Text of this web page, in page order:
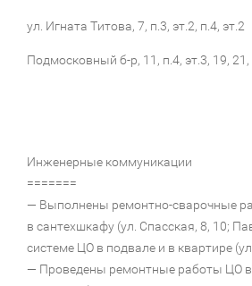
ул. Игната Титова, 7, п.3, эт.2, п.4, эт.2
Подмосковный б-р, 11, п.4, эт.3, 19, 21,
Инженерные коммуникации
=======
— Выполнены ремонтно-сварочные
в сантехшкафу (ул. Спасская, 8, 10;
системе ЦО в подвале и в квартире
— Проведены ремонтные работы ЦО в